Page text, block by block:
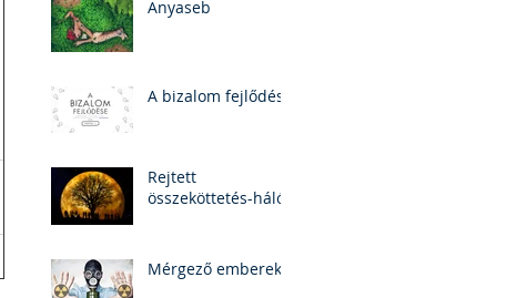
Anyaseb
A bizalom fejlődése
Rejtett
összeköttetés-háló
Mérgező emberek